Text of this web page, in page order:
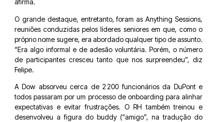
afirma.
O grande destaque, entretanto, foram as Anything Sessions,
reuniões conduzidas pelos líderes seniores em que, como o
próprio nome sugere, era abordado qualquer tipo de assunto.
“Era algo informal e de adesão voluntária. Porém, o número
de participantes cresceu tanto que nos surpreendeu”, diz
Felipe.
A Dow absorveu cerca de 2 200 funcionários da DuPont e
todos passaram por um processo de onboarding para alinhar
expectativas e evitar frustrações. O RH também treinou e
desenvolveu a figura do buddy (“amigo”, na tradução do